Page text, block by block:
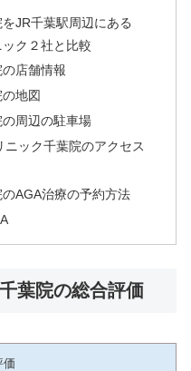
JR千葉駅周辺にある
ク２社と比較
店舗情報
地図
周辺の駐車場
ック千葉院のアクセス
AGA治療の予約方法
葉院の総合評価
価